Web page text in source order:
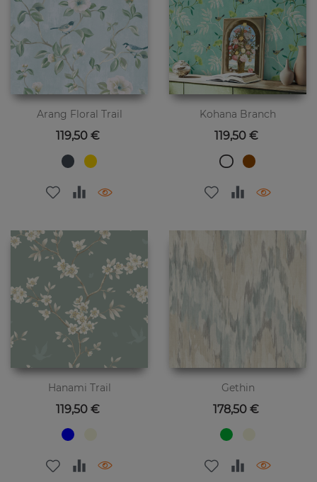
Arang Floral Trail
Preis
119,50 €
Kohana Branch
Preis
119,50 €
Hanami Trail
Preis
119,50 €
Gethin
Preis
178,50 €